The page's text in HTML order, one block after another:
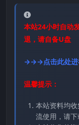
本站24小时自动
退，请自备U盘
→→→点击此处
温馨提示：
本站资料均
流使用，请